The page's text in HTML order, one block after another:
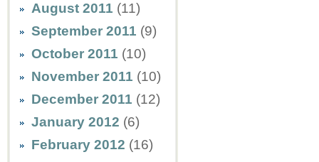
August 2011 (11)
September 2011 (9)
October 2011 (10)
November 2011 (10)
December 2011 (12)
January 2012 (6)
February 2012 (16)